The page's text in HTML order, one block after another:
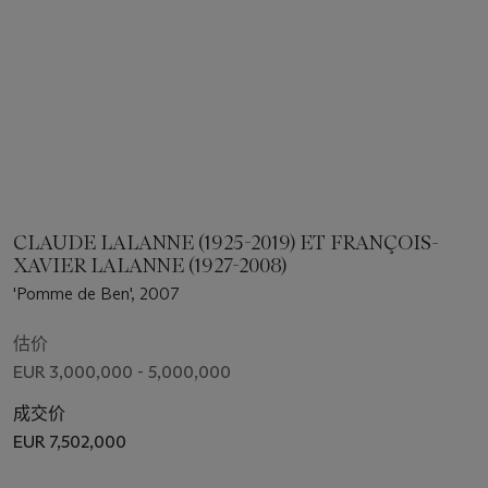
CLAUDE LALANNE (1925-2019) ET FRANÇOIS-
XAVIER LALANNE (1927-2008)
'Pomme de Ben', 2007
估价
EUR 3,000,000 - 5,000,000
成交价
EUR 7,502,000